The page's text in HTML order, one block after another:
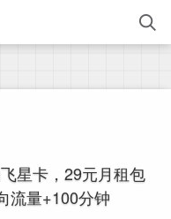
星卡，29元月租包
流量+100分钟